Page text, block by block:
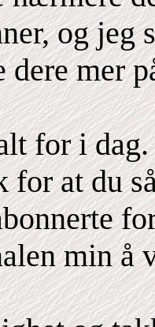
og jeg
dere mer
for i dag.
for at du
min å